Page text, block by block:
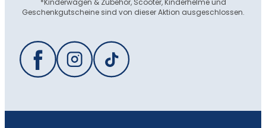
Geschenkgutscheine sind von dieser Aktion ausgeschlossen.